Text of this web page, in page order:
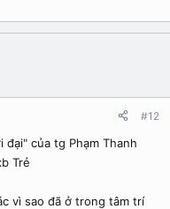
#12
của tg Phạm Thanh
Trẻ
vì sao đã ở trong tâm trí